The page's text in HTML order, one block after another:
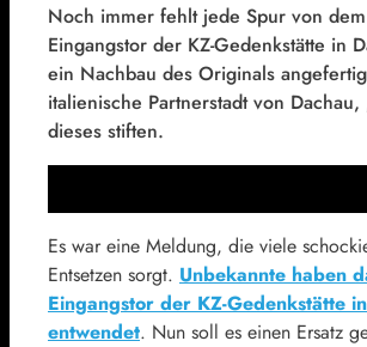
Noch immer fehlt jede Spur von
Eingangstor der KZ-Gedenkstätte in
ein Nachbau des Originals
italienische Partnerstadt von Dachau,
dieses stiften.
Es war eine Meldung, die viele
Entsetzen sorgt. Unbekannte haben
Eingangstor der KZ-Gedenkstätte
entwendet. Nun soll es einen Ersatz